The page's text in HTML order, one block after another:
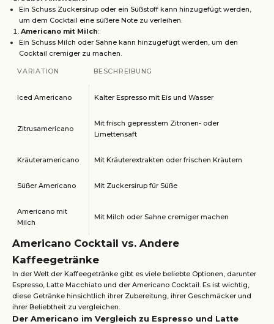
Ein Schuss Zuckersirup oder ein Süßstoff kann hinzugefügt werden,
um dem Cocktail eine süßere Note zu verleihen.
Americano mit Milch:
Ein Schuss Milch oder Sahne kann hinzugefügt werden, um den
Cocktail cremiger zu machen.
VARIATION BESCHREIBUNG
Iced Americano Kalter Espresso mit Eis und Wasser
Zitrusamericano
Mit frisch gepresstem Zitronen- oder
Limettensaft
Kräuteramericano Mit Kräuterextrakten oder frischen Kräutern
Süßer Americano Mit Zuckersirup für Süße
Americano mit
Milch
Mit Milch oder Sahne cremiger machen
Americano Cocktail vs. Andere
Kaffeegetränke
In der Welt der Kaffeegetränke gibt es viele beliebte Optionen, darunter
Espresso, Latte Macchiato und der Americano Cocktail. Es ist wichtig,
diese Getränke hinsichtlich ihrer Zubereitung, ihrer Geschmäcker und
ihrer Beliebtheit zu vergleichen.
Der Americano im Vergleich zu Espresso und Latte